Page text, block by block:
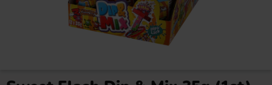
Chocolate 50g